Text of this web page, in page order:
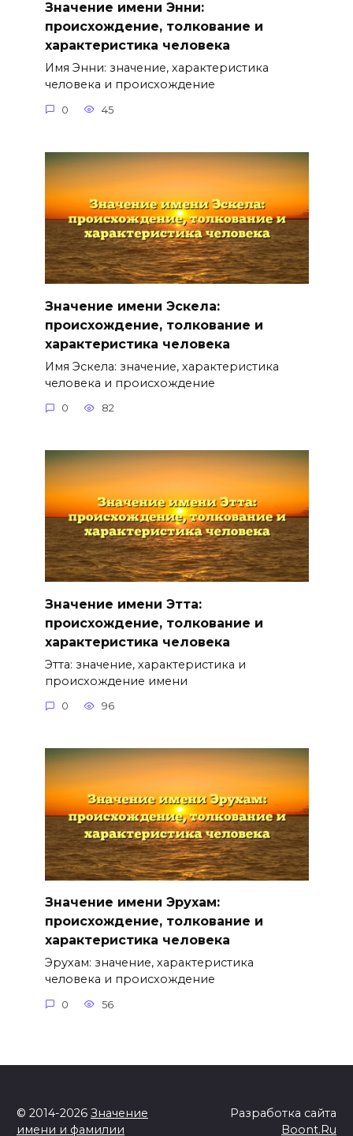
Значение имени Энни:
происхождение, толкование и
характеристика человека
Имя Энни: значение, характеристика
человека и происхождение
0 45
Значение имени Эскела:
происхождение, толкование и
характеристика человека
Имя Эскела: значение, характеристика
человека и происхождение
0 82
Значение имени Этта:
происхождение, толкование и
характеристика человека
Этта: значение, характеристика и
происхождение имени
0 96
Значение имени Эрухам:
происхождение, толкование и
характеристика человека
Эрухам: значение, характеристика
человека и происхождение
0 56
© 2014-2026 Значение
имени и фамилии
Разработка сайта
Boont.Ru